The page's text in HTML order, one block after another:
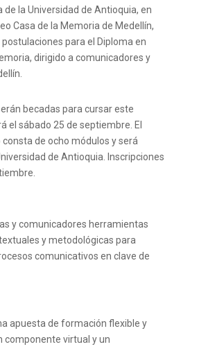
de la Universidad de Antioquia, en
Casa de la Memoria de Medellín,
para el Diploma en
dirigido a comunicadores y
becadas para cursar este
el sábado 25 de septiembre. El
de ocho módulos y será
de Antioquia. Inscripciones
y comunicadores herramientas
y metodológicas para
comunicativos en clave de
apuesta de formación flexible y
componente virtual y un